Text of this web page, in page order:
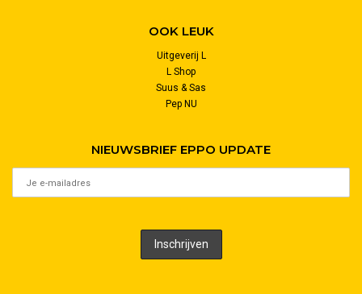
OOK LEUK
Uitgeverij L
L Shop
Suus & Sas
Pep NU
NIEUWSBRIEF EPPO UPDATE